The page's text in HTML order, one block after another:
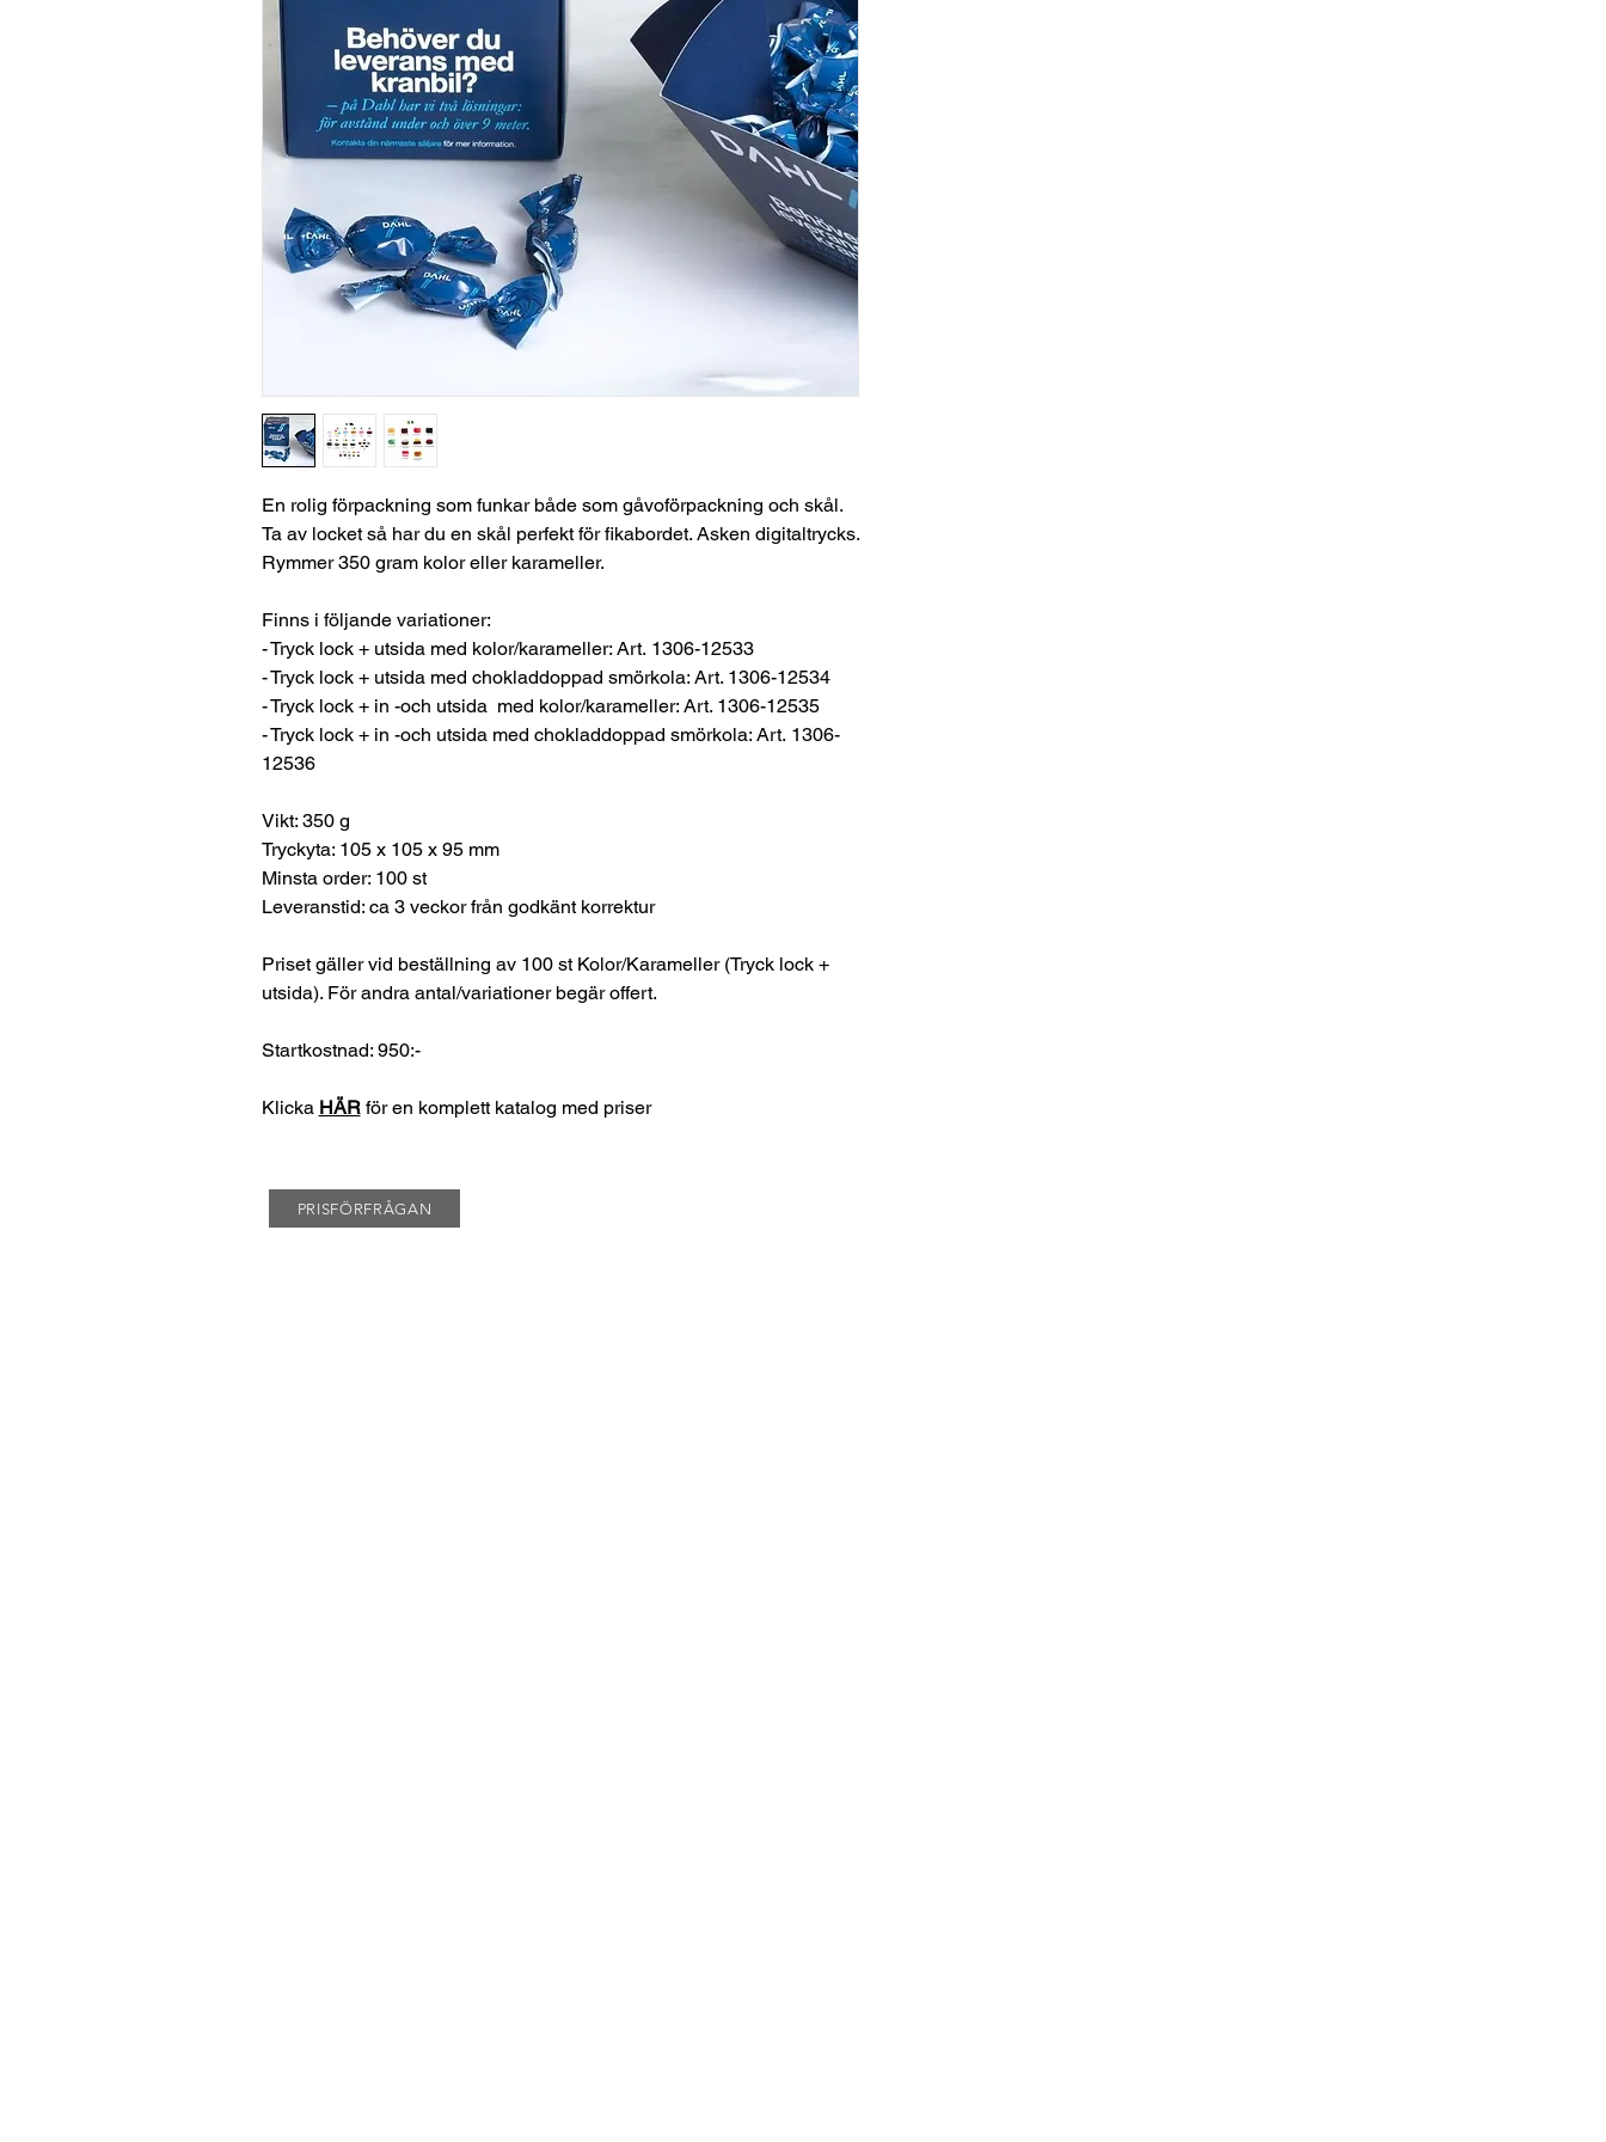
En rolig förpackning som funkar både som gåvoförpackning och skål.
Ta av locket så har du en skål perfekt för fikabordet. Asken digitaltrycks.
Rymmer 350 gram kolor eller karameller.
Finns i följande variationer:
- Tryck lock + utsida med kolor/karameller: Art. 1306-12533
- Tryck lock + utsida med chokladdoppad smörkola: Art. 1306-12534
- Tryck lock + in -och utsida med kolor/karameller: Art. 1306-12535
- Tryck lock + in -och utsida med chokladdoppad smörkola: Art. 1306-
12536
Vikt: 350 g
Tryckyta: 105 x 105 x 95 mm
Minsta order: 100 st
Leveranstid: ca 3 veckor från godkänt korrektur
Priset gäller vid beställning av 100 st Kolor/Karameller (Tryck lock +
utsida). För andra antal/variationer begär offert.
Startkostnad: 950:-
Klicka HÄR för en komplett katalog med priser
PRISFÖRFRÅGAN